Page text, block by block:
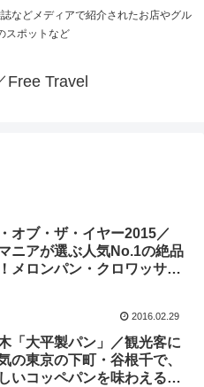
などメディアで紹介されたお店やグル
スポットなど
Free Travel
オブ・ザ・イヤー2015／
ニアが選ぶ人気No.1の絶品
メロンパン・クロワッサ
2016.02.29
「大平製パン」／観光客に
の東京の下町・谷根千で、
いコッペパンを味わえる専